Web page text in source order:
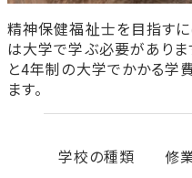
奨学金は誰
まとめ
精神保健福祉士を目指す
は大学で学ぶ必要がありま
と4年制の大学でかかる学
ます。
学校の種類 修